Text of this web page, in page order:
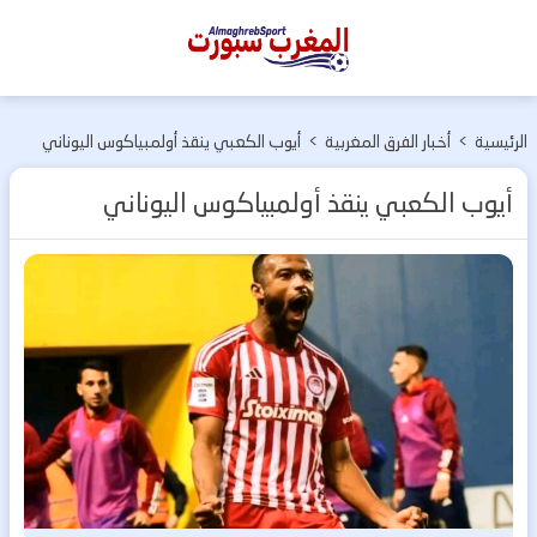
المغرب
الرئيسية > أخبار الفرق المغربية > أيوب الكعبي ينقذ أولمبياكوس اليوناني
أيوب الكعبي ينقذ أولمبياكوس اليوناني